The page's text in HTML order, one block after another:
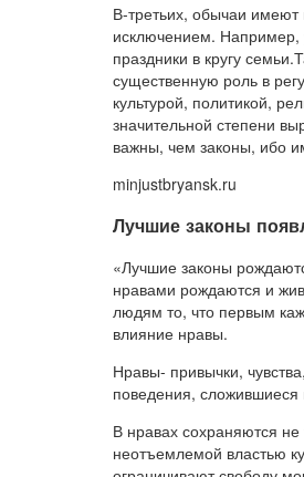
В-третьих, обычаи имеют
исключением. Например,
праздники в кругу
существенную роль в
культурой, политикой,
значительной степени
важны, чем законы, ибо
minjustbryansk.ru
Лучшие законы
«Лучшие законы
нравами рождаются и
людям то, что первым
влияние нравы.
Нравы- привычки,
поведения, сложившиеся
В нравах сохраняются
неотъемлемой властью